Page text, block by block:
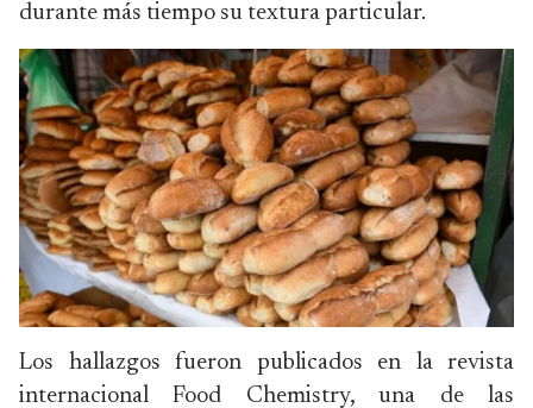
durante más tiempo su textura particular.
Los hallazgos fueron publicados en la revista
internacional Food Chemistry, una de las